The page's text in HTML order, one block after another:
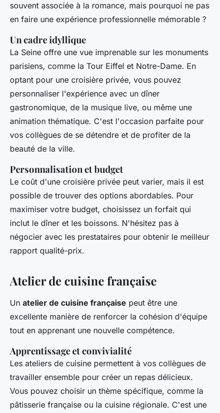
souvent associée à la romance, mais pourquoi ne pas
en faire une expérience professionnelle mémorable ?
Un cadre idyllique
La Seine offre une vue imprenable sur les monuments
parisiens, comme la Tour Eiffel et Notre-Dame. En
optant pour une croisière privée, vous pouvez
personnaliser l'expérience avec un dîner
gastronomique, de la musique live, ou même une
animation thématique. C'est l'occasion parfaite pour
vos collègues de se détendre et de profiter de la
beauté de la ville.
Personnalisation et budget
Le coût d'une croisière privée peut varier, mais il est
possible de trouver des options abordables. Pour
maximiser votre budget, choisissez un forfait qui
inclut le dîner et les boissons. N'hésitez pas à
négocier avec les prestataires pour obtenir le meilleur
rapport qualité-prix.
Atelier de cuisine française
Un atelier de cuisine française peut être une
excellente manière de renforcer la cohésion d'équipe
tout en apprenant une nouvelle compétence.
Apprentissage et convivialité
Les ateliers de cuisine permettent à vos collègues de
travailler ensemble pour créer un repas délicieux.
Vous pouvez choisir un thème spécifique, comme la
pâtisserie française ou la cuisine régionale. C'est une